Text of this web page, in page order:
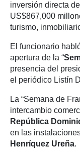
inversión directa de
US$867,000
turismo,
El funcionario
apertura de la “
presencia del
el periódico Listín
La “Semana de
intercambio
República
en las
Henríquez Ureña.